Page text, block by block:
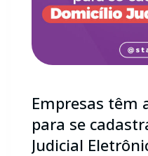
Empresas têm
para se
Judicial